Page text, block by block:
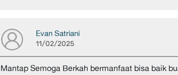
Evan Satriani
11/02/2025
Mantap Semoga Berkah bermanfaat bisa baik